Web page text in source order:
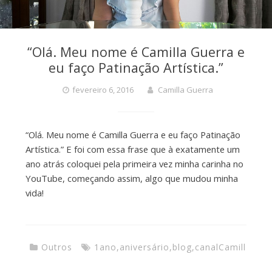
“Olá. Meu nome é Camilla Guerra e
eu faço Patinação Artística.”
fevereiro 6, 2016 Camilla Guerra
“Olá. Meu nome é Camilla Guerra e eu faço Patinação
Artística.” E foi com essa frase que à exatamente um
ano atrás coloquei pela primeira vez minha carinha no
YouTube, começando assim, algo que mudou minha
vida!
Outros 1ano,aniversário,blog,canalCamill